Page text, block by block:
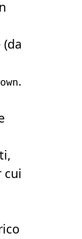
.
cui